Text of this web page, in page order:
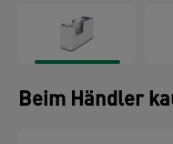
Beim Händler